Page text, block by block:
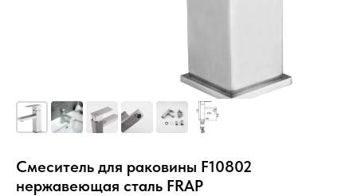
Смеситель для раковины F10802
нержавеющая сталь FRAP